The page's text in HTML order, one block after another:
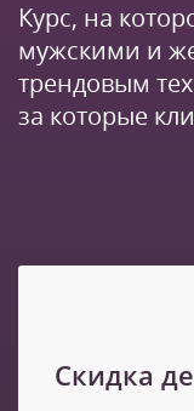
Курс, на
мужскими и
трендовым
за которые
Скидка